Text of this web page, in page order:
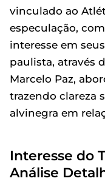
vinculado ao
especulação,
interesse em
paulista, através
Marcelo Paz,
trazendo clareza
alvinegra em
Interesse do
Análise